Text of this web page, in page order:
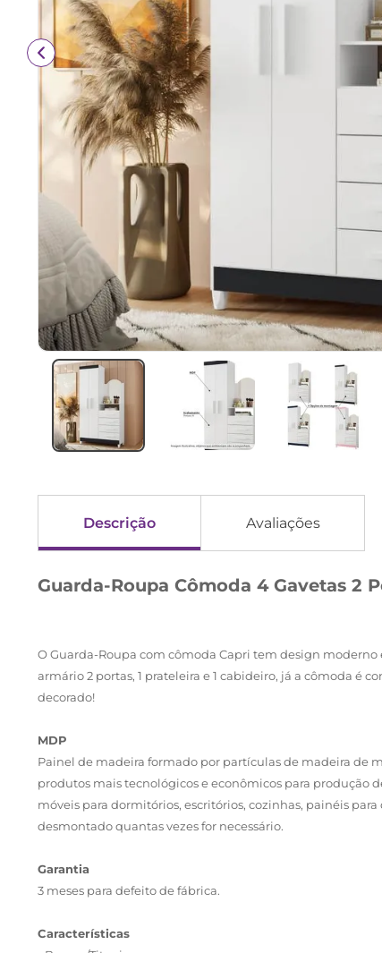
Descrição Avaliações
Guarda-Roupa Cômoda 4 Gavetas 2
O Guarda-Roupa com cômoda Capri tem design
armário 2 portas, 1 prateleira e 1 cabideiro, já a cômoda é
decorado!
MDP
Painel de madeira formado por partículas de madeira de
produtos mais tecnológicos e econômicos para produção
móveis para dormitórios, escritórios, cozinhas, painéis
desmontado quantas vezes for necessário.
Garantia
3 meses para defeito de fábrica.
Características